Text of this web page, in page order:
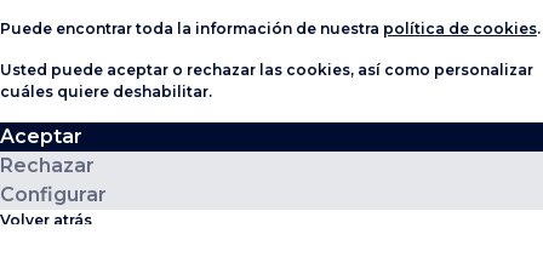
Puede encontrar toda la información de nuestra política de cookies.
Usted puede aceptar o rechazar las cookies, así como personalizar
cuáles quiere deshabilitar.
Aceptar
Rechazar
Configurar
Volver atrás